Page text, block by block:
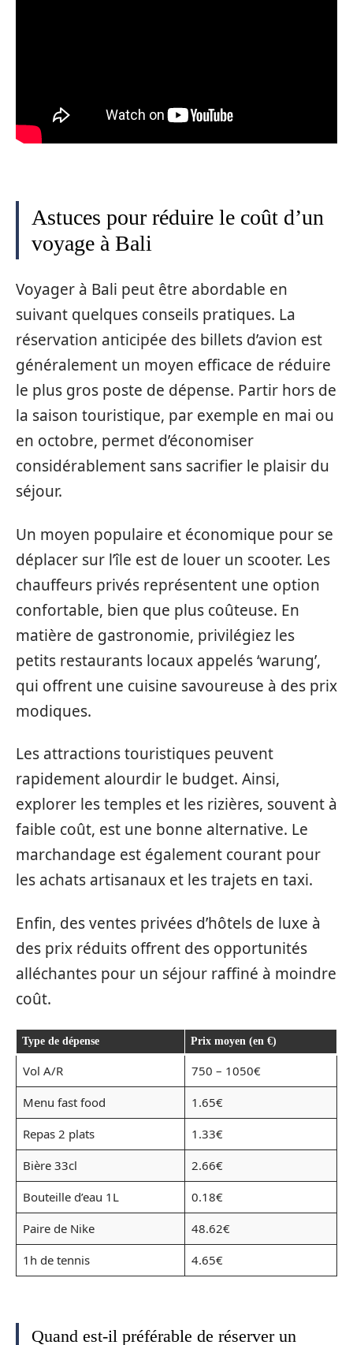
Astuces pour réduire le coût d’un
voyage à Bali
Voyager à Bali peut être abordable en
suivant quelques conseils pratiques. La
réservation anticipée des billets d’avion est
généralement un moyen efficace de réduire
le plus gros poste de dépense. Partir hors de
la saison touristique, par exemple en mai ou
en octobre, permet d’économiser
considérablement sans sacrifier le plaisir du
séjour.
Un moyen populaire et économique pour se
déplacer sur l’île est de louer un scooter. Les
chauffeurs privés représentent une option
confortable, bien que plus coûteuse. En
matière de gastronomie, privilégiez les
petits restaurants locaux appelés ‘warung’,
qui offrent une cuisine savoureuse à des prix
modiques.
Les attractions touristiques peuvent
rapidement alourdir le budget. Ainsi,
explorer les temples et les rizières, souvent à
faible coût, est une bonne alternative. Le
marchandage est également courant pour
les achats artisanaux et les trajets en taxi.
Enfin, des ventes privées d’hôtels de luxe à
des prix réduits offrent des opportunités
alléchantes pour un séjour raffiné à moindre
coût.
Type de dépense Prix moyen (en €)
Vol A/R
750 – 1050€
Menu fast food
1.65€
Repas 2 plats
1.33€
Bière 33cl
2.66€
Bouteille d’eau 1L
0.18€
Paire de Nike
48.62€
1h de tennis
4.65€
Quand est-il préférable de réserver un